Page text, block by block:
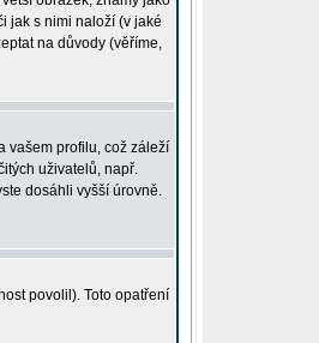
jak s nimi naloží (v jaké
na důvody (věříme,
vašem profilu, což záleží
uživatelů, např.
dosáhli vyšší úrovně.
povolil). Toto opatření